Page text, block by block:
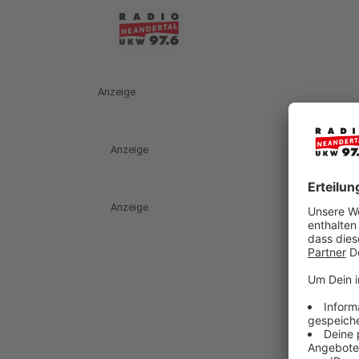
Anzeige
Anzeige
Anzeige